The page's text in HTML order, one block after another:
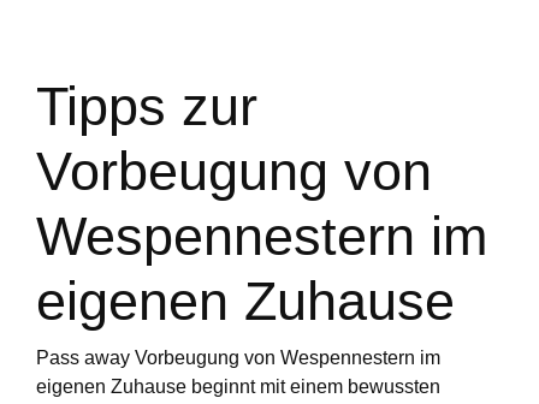
Tipps zur
Vorbeugung von
Wespennestern im
eigenen Zuhause
Pass away Vorbeugung von Wespennestern im
eigenen Zuhause beginnt mit einem bewussten